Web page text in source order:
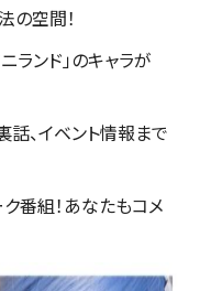
の空間！
ランド」のキャラが
、イベント情報まで
番組！あなたもコメ